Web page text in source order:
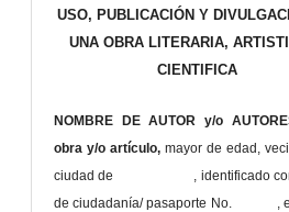
USO, PUBLICACIÓN Y
UNA OBRA LITERARIA,
CIENTIFICA
NOMBRE DE AUTOR y/o
obra y/o artículo,mayor de edad,
ciudad de , identificado con
de ciudadanía/ pasaporte No. ,